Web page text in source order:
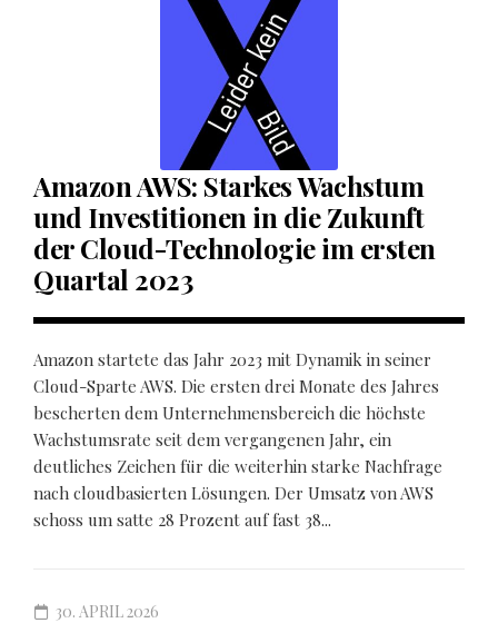
Amazon AWS: Starkes Wachstum
und Investitionen in die Zukunft
der Cloud-Technologie im ersten
Quartal 2023
Amazon startete das Jahr 2023 mit Dynamik in seiner
Cloud-Sparte AWS. Die ersten drei Monate des Jahres
bescherten dem Unternehmensbereich die höchste
Wachstumsrate seit dem vergangenen Jahr, ein
deutliches Zeichen für die weiterhin starke Nachfrage
nach cloudbasierten Lösungen. Der Umsatz von AWS
schoss um satte 28 Prozent auf fast 38...
30. APRIL 2026